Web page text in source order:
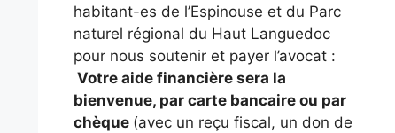
habitant-es de l’Espinouse et du Parc
naturel régional du Haut Languedoc
pour nous soutenir et payer l’avocat :
Votre aide financière sera la
bienvenue, par carte bancaire ou par
chèque (avec un reçu fiscal, un don de